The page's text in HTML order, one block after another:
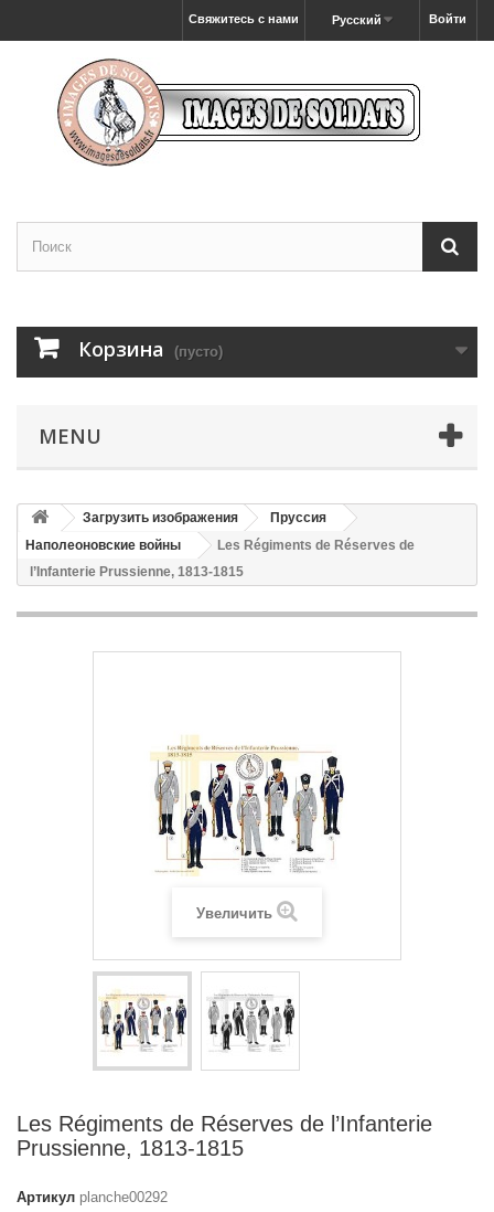
Войти
Русский
Свяжитесь с нами
Корзина (пусто)
MENU
Загрузить изображения
Пруссия
Наполеоновские войны
Les Régiments de Réserves de
l’Infanterie Prussienne, 1813-1815
Увеличить
Les Régiments de Réserves de l’Infanterie
Prussienne, 1813-1815
Артикул planche00292